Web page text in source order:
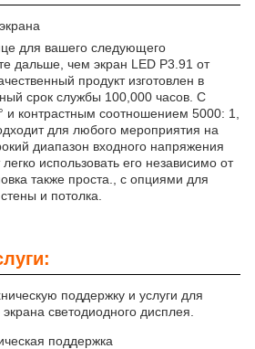
для вашего следующего
дальше, чем экран LED P3.91 от
продукт изготовлен в
срок службы 100,000 часов. С
и контрастным соотношением 5000: 1,
для любого мероприятия на
диапазон входного напряжения
использовать его независимо от
также проста., с опциями для
и потолка.
поддержку и услуги для
светодиодного дисплея.
поддержка